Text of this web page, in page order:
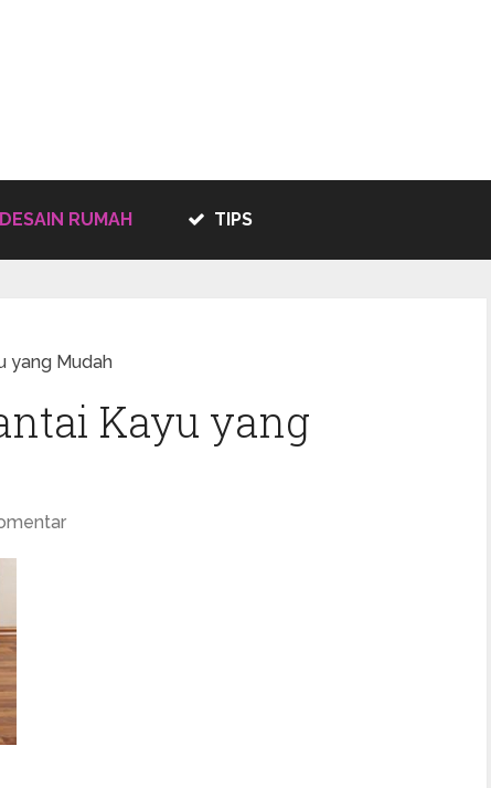
DESAIN RUMAH TIPS
yang Mudah
Kayu yang